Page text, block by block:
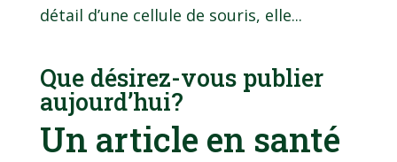
détail d’une cellule de souris, elle...
Que désirez-vous publier
aujourd’hui?
Un article en santé